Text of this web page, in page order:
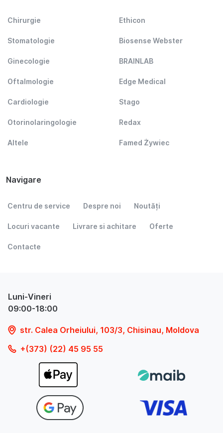
Chirurgie
Stomatologie
Ginecologie
Oftalmologie
Cardiologie
Otorinolaringologie
Altele
Ethicon
Biosense Webster
BRAINLAB
Edge Medical
Stago
Redax
Famed Żywiec
Navigare
Centru de service Despre noi Noutăți
Locuri vacante Livrare si achitare Oferte
Contacte
Luni-Vineri
09:00-18:00
str. Calea Orheiului, 103/3, Chisinau, Moldova
+(373) (22) 45 95 55